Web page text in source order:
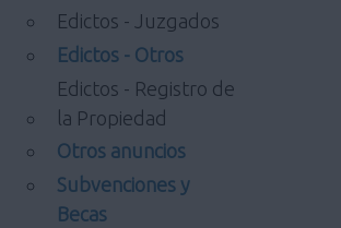
Edictos - Juzgados
Edictos - Otros
Edictos - Registro de
la Propiedad
Otros anuncios
Subvenciones y
Becas